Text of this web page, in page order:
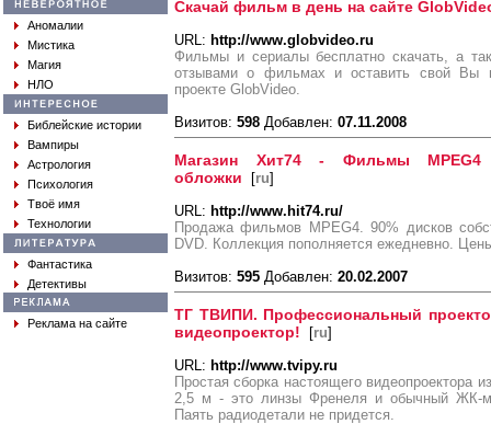
Аномалии
Мистика
Магия
НЛО
Библейские истории
Вампиры
Астрология
Психология
Твоё имя
Технологии
Фантастика
Детективы
Реклама на сайте
Скачай фильм в день на сайте
URL: http://www.globvideo.ru
Фильмы и сериалы бесплатно скачать, а
отзывами о фильмах и оставить свой Вы
проекте GlobVideo.
Визитов: 598 Добавлен: 07.11.2008
Магазин Хит74 - Фильмы MPEG4
обложки [ru]
URL: http://www.hit74.ru/
Продажа фильмов MPEG4. 90% дисков
DVD. Коллекция пополняется ежедневно.
Визитов: 595 Добавлен: 20.02.2007
ТГ ТВИПИ. Профессиональный
видеопроектор! [ru]
URL: http://www.tvipy.ru
Простая сборка настоящего видеопроектора
2,5 м - это линзы Френеля и обычный ЖК-
Паять радиодетали не придется.